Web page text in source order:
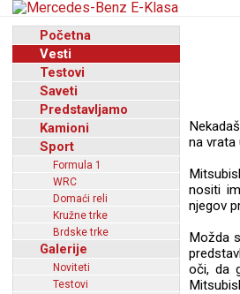
Početna
Vesti
Testovi
Saveti
Predstavljamo
Kamioni
Sport
Formula 1
WRC
Domaći reli
Kružne trke
Brdske trke
Galerije
Noviteti
Testovi
na vrata
nositi
njegov
Možda
oči, da